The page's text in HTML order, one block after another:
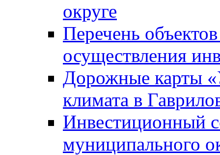
округе
Перечень
осуществления
Дорожные карты
климата в
Инвестиционный
муниципального